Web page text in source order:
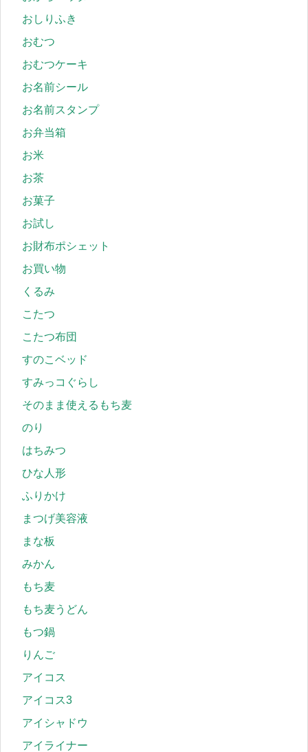
おしりふき
おむつ
おむつケーキ
お名前シール
お名前スタンプ
お弁当箱
お米
お茶
お菓子
お試し
お財布ポシェット
お買い物
くるみ
こたつ
こたつ布団
すのこベッド
すみっコぐらし
そのまま使えるもち麦
のり
はちみつ
ひな人形
ふりかけ
まつげ美容液
まな板
みかん
もち麦
もち麦うどん
もつ鍋
りんご
アイコス
アイコス3
アイシャドウ
アイライナー